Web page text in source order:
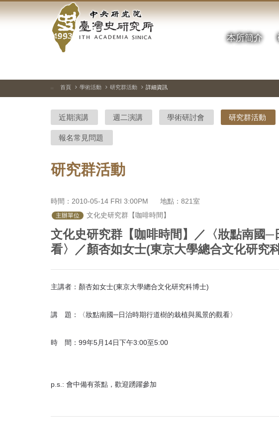
到
中
央
研
院-
臺
灣
史
研
所-
首
頁
本所簡介
::: 首頁 學術活動 研究群活動 詳細資訊
近期演講 週二演講 學術研討會 研究群活動
報名常見問題
研究群活動
時間：2010-05-14 FRI 3:00PM 地點：821室
主辦單位 文化史研究群【咖啡時間】
文化史研究群【咖啡時間】／〈妝點南國
看〉／顏杏如女士(東京大學總合文化研究
主講者：顏杏如女士(東京大學總合文化研究科博士)
講 題：〈妝點南國─日治時期行道樹的栽植與風景的觀看〉
時 間：99年5月14日下午3:00至5:00
p.s.: 會中備有茶點，歡迎踴躍參加